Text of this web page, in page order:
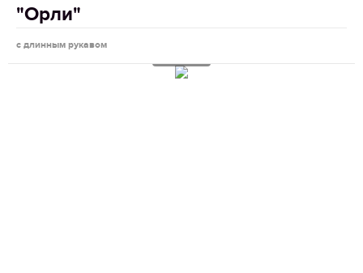
"Орли"
с длинным рукавом